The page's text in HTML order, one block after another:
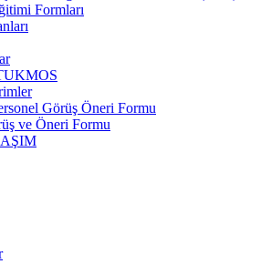
Formları
Görüş Öneri Formu
ve Öneri Formu